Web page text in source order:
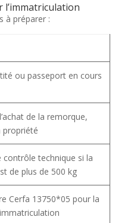
l’immatriculation
à préparer :
ou passeport en cours
de la remorque,
propriété
contrôle technique si la
de plus de 500 kg
Cerfa 13750*05 pour la